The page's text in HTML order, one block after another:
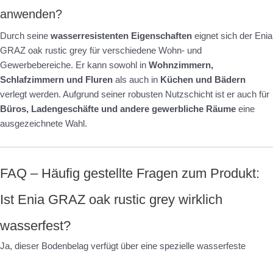
anwenden?
Durch seine wasserresistenten Eigenschaften eignet sich der Enia
GRAZ oak rustic grey für verschiedene Wohn- und
Gewerbebereiche. Er kann sowohl in Wohnzimmern,
Schlafzimmern und Fluren als auch in Küchen und Bädern
verlegt werden. Aufgrund seiner robusten Nutzschicht ist er auch für
Büros, Ladengeschäfte und andere gewerbliche Räume eine
ausgezeichnete Wahl.
FAQ – Häufig gestellte Fragen zum Produkt:
Ist Enia GRAZ oak rustic grey wirklich
wasserfest?
Ja, dieser Bodenbelag verfügt über eine spezielle wasserfeste